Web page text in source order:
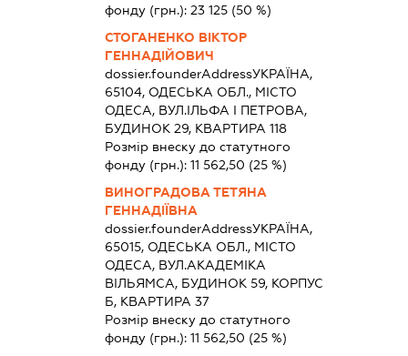
фонду (грн.):23 125 (50 %)
СТОГАНЕНКО ВІКТОР
ГЕННАДІЙОВИЧ
dossier.founderAddressУКРАЇНА,
65104, ОДЕСЬКА ОБЛ., МІСТО
ОДЕСА, ВУЛ.ІЛЬФА І ПЕТРОВА,
БУДИНОК 29, КВАРТИРА 118
Розмір внеску до статутного
фонду (грн.):11 562,50 (25 %)
ВИНОГРАДОВА ТЕТЯНА
ГЕННАДІЇВНА
dossier.founderAddressУКРАЇНА,
65015, ОДЕСЬКА ОБЛ., МІСТО
ОДЕСА, ВУЛ.АКАДЕМІКА
ВІЛЬЯМСА, БУДИНОК 59, КОРПУС
Б, КВАРТИРА 37
Розмір внеску до статутного
фонду (грн.):11 562,50 (25 %)